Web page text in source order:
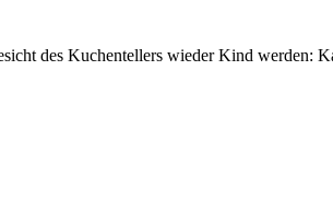
des Kuchentellers wieder Kind werden: